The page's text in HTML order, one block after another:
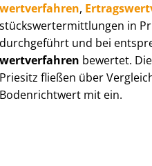
wert­ver­fah­ren,
stücks­wert­ermitt­lun­gen in
durchgeführt und bei
wert­ver­fah­ren bewertet.
Priesitz fließen über
Bodenrichtwert mit ein.